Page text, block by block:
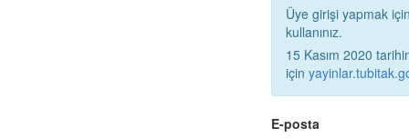
Üye girişi yapmak için
kullanınız.
15 Kasım 2020
için
E-posta